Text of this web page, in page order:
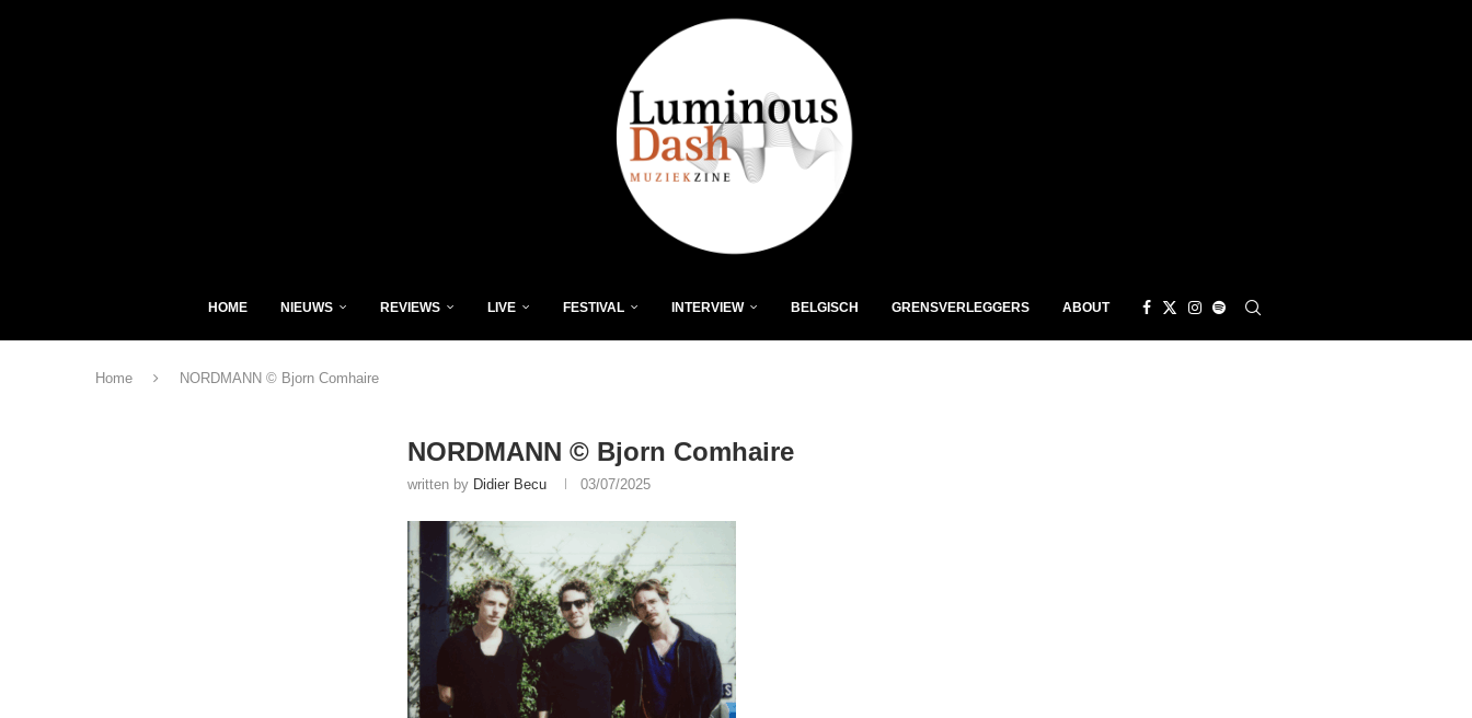
HOME NIEUWS REVIEWS LIVE FESTIVAL INTERVIEW BELGISCH GRENSVERLEGGERS ABOUT
Home NORDMANN © Bjorn Comhaire
NORDMANN © Bjorn Comhaire
written by Didier Becu 03/07/2025